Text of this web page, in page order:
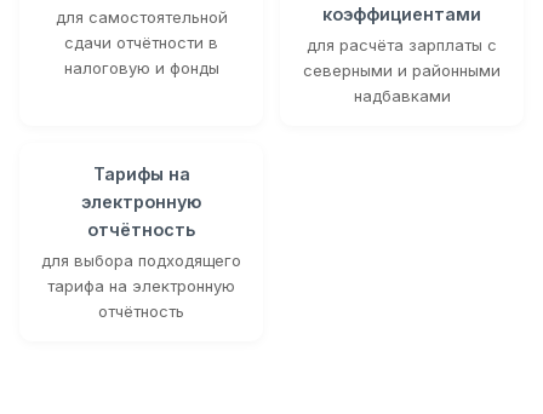
для самостоятельной
сдачи отчётности в
налоговую и фонды
коэффициентами
для расчёта зарплаты с
северными и районными
надбавками
Тарифы на
электронную
отчётность
для выбора подходящего
тарифа на электронную
отчётность